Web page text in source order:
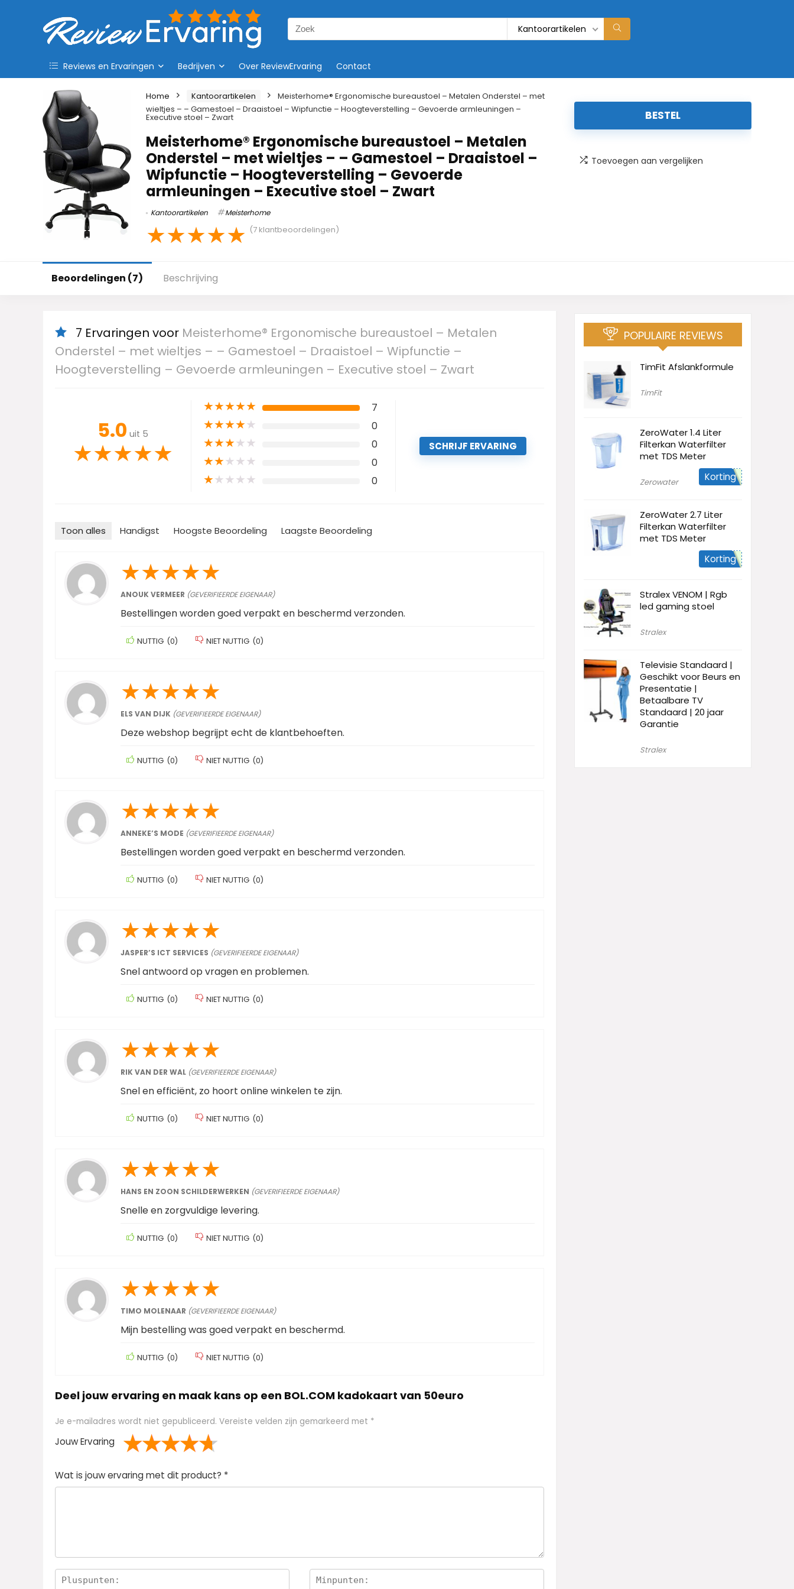
Search
for:
Kantoorartikelen
Reviews en Ervaringen Bedrijven Over ReviewErvaring Contact
Home Kantoorartikelen
Meisterhome® Ergonomische bureaustoel – Metalen Onderstel – met
wieltjes – – Gamestoel – Draaistoel – Wipfunctie – Hoogteverstelling – Gevoerde armleuningen –
Executive stoel – Zwart
Meisterhome® Ergonomische bureaustoel – Metalen
Onderstel – met wieltjes – – Gamestoel – Draaistoel –
Wipfunctie – Hoogteverstelling – Gevoerde
armleuningen – Executive stoel – Zwart
Kantoorartikelen Meisterhome
★★★★★ (7 klantbeoordelingen)
BESTEL
Toevoegen aan vergelijken
Beoordelingen (7) Beschrijving
7 Ervaringen voor Meisterhome® Ergonomische bureaustoel – Metalen
Onderstel – met wieltjes – – Gamestoel – Draaistoel – Wipfunctie –
Hoogteverstelling – Gevoerde armleuningen – Executive stoel – Zwart
5.0 uit 5
★★★★★
★★★★★ 7
★★★★★ 0
★★★★★ 0
★★★★★ 0
★★★★★ 0
SCHRIJF ERVARING
Toon alles Handigst Hoogste Beoordeling Laagste Beoordeling
★★★★★
ANOUK VERMEER (GEVERIFIEERDE EIGENAAR)
Bestellingen worden goed verpakt en beschermd verzonden.
NUTTIG (0) NIET NUTTIG (0)
★★★★★
ELS VAN DIJK (GEVERIFIEERDE EIGENAAR)
Deze webshop begrijpt echt de klantbehoeften.
NUTTIG (0) NIET NUTTIG (0)
★★★★★
ANNEKE’S MODE (GEVERIFIEERDE EIGENAAR)
Bestellingen worden goed verpakt en beschermd verzonden.
NUTTIG (0) NIET NUTTIG (0)
★★★★★
JASPER’S ICT SERVICES (GEVERIFIEERDE EIGENAAR)
Snel antwoord op vragen en problemen.
NUTTIG (0) NIET NUTTIG (0)
★★★★★
RIK VAN DER WAL (GEVERIFIEERDE EIGENAAR)
Snel en efficiënt, zo hoort online winkelen te zijn.
NUTTIG (0) NIET NUTTIG (0)
★★★★★
HANS EN ZOON SCHILDERWERKEN (GEVERIFIEERDE EIGENAAR)
Snelle en zorgvuldige levering.
NUTTIG (0) NIET NUTTIG (0)
★★★★★
TIMO MOLENAAR (GEVERIFIEERDE EIGENAAR)
Mijn bestelling was goed verpakt en beschermd.
NUTTIG (0) NIET NUTTIG (0)
Deel jouw ervaring en maak kans op een BOL.COM kadokaart van 50euro
Je e-mailadres wordt niet gepubliceerd. Vereiste velden zijn gemarkeerd met *
Jouw Ervaring
van
de 5
sterren
sterren
Wat is jouw ervaring met dit product? *
POPULAIRE REVIEWS
TimFit Afslankformule
TimFit
ZeroWater 1.4 Liter
Filterkan Waterfilter
met TDS Meter
Zerowater Korting
ZeroWater 2.7 Liter
Filterkan Waterfilter
met TDS Meter
Korting
Stralex VENOM | Rgb
led gaming stoel
Stralex
Televisie Standaard |
Geschikt voor Beurs en
Presentatie |
Betaalbare TV
Standaard | 20 jaar
Garantie
Stralex